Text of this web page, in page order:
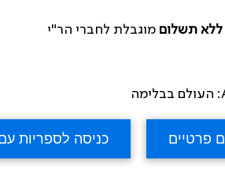
ללא תשלום מוגבלת לחברי הר"י